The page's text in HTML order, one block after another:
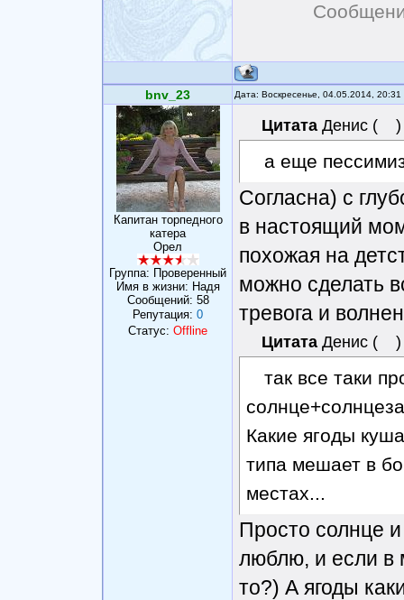
bnv_23 Дата: Воскресенье, 04.05.2014,
Капитан торпедного
катера
Орел
Группа: Проверенный
Имя в жизни: Надя
Сообщений: 58
Репутация: 0
Статус: Offline
Цитата Денис ( )
а еще
Согласна) с
в настоящий
похожая на
можно сделать
тревога и
Цитата Денис ( )
так все таки
Какие ягоды
типа мешает в
местах...
Просто солнце
люблю, и если в
то?) А ягоды